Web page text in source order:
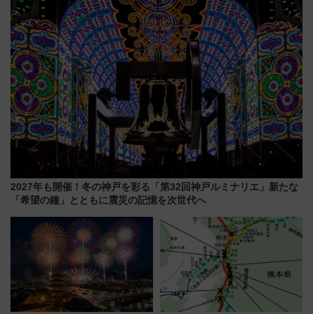
アクセス
2027年も開催！冬の神戸を彩る「第32回神戸ルミナリエ」新たな
「希望の鐘」とともに震災の記憶を次世代へ